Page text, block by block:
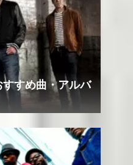
すめ曲・アルバ